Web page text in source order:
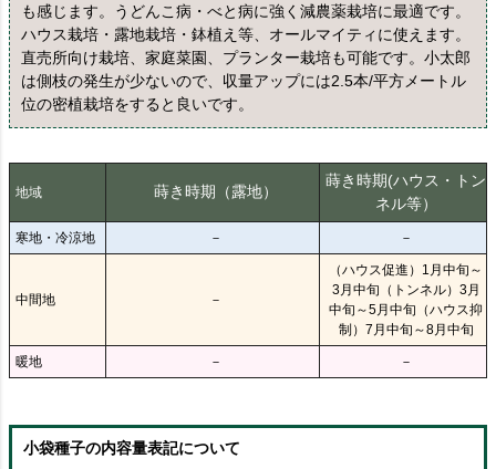
も感じます。うどんこ病・べと病に強く減農薬栽培に最適です。
ハウス栽培・露地栽培・鉢植え等、オールマイティに使えます。
直売所向け栽培、家庭菜園、プランター栽培も可能です。小太郎
は側枝の発生が少ないので、収量アップには2.5本/平方メートル
位の密植栽培をすると良いです。
地域 蒔き時期（露地）
蒔き時期(ハウス・トン
ネル等）
寒地・冷涼地 － －
中間地 －
（ハウス促進）1月中旬～
3月中旬（トンネル）3月
中旬～5月中旬（ハウス抑
制）7月中旬～8月中旬
暖地 － －
小袋種子の内容量表記について